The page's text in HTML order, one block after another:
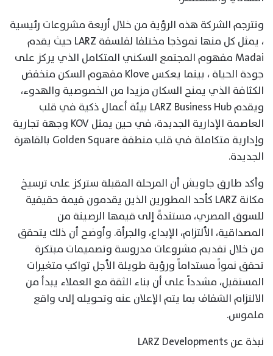
وتترجم الشركة هذه الرؤية من خلال أربعة مشروعات رئيسية
، يمثل كل منها نموذجا مختلفا لفلسفة LARZ حيث يقدم
Madai مفهوم المجتمع السكني المتكامل الذي يركز على
جودة الحياة ، بينما يعكس Klove مفهوم السكن منخفض
الكثافة الذي يمنح السكان مزيدا من الخصوصية والهدوء،
ويقدم LARZ Business Hub بيئة أعمال ذكية في قلب
العاصمة الإدارية الجديدة، في حين يمثل KOV وجهة تجارية
وإدارية متكاملة في قلب منطقة Golden Square بالقاهرة
الجديدة.
وأكد طارق جاويش أن المرحلة المقبلة ستركز على ترسيخ
مكانة LARZ كأحد المطورين الذين يقدمون قيمة حقيقية
للسوق المصري، مستندةً إلى قيمها الرصينة من
المصداقية، الألتزام، الإبداع، والجرأة. وأوضح أن ذلك يتحقق
من خلال تقديم مشروعات مدروسة وتصميمات مبتكرة
تحقق نمواً مستداماً ورؤية طويلة الأجل تواكب متغيرات
المستقبل، مشدداً على أن بناء الثقة مع العملاء يبدأ من
الالتزام الشفاف بما يتم الإعلان عنه وتحويله إلى واقع
ملموس.
نبذة عن LARZ Developments